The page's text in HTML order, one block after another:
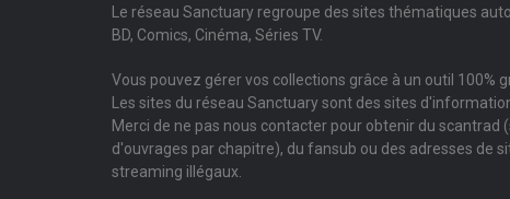
Le réseau Sanctuary regroupe des sites thématiques
BD, Comics, Cinéma, Séries TV.
Vous pouvez gérer vos collections grâce à un outil 100%
Les sites du réseau Sanctuary sont des sites
Merci de ne pas nous contacter pour obtenir du scantrad
d'ouvrages par chapitre), du fansub ou des adresses de
streaming illégaux.